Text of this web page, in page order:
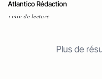
Atlantico Rédaction
1 min de lecture
Plus de